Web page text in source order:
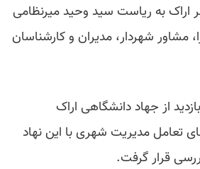
اراک به ریاست سید وحید میرنظامی
مشاور شهردار، مدیران و کارشناسان
از جهاد دانشگاهی اراک
مدیریت شهری با این نهاد
قرار گرفت.